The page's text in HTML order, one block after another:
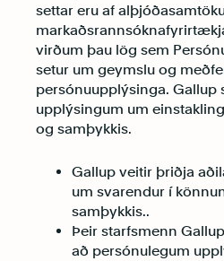
settar eru af
virðum þau lög sem
setur um geymslu og
persónuupplýsinga. Gallup
upplýsingum um
og samþykkis.
Gallup veitir þriðja
um svarendur í
samþykkis..
Þeir starfsmenn
að persónulegum